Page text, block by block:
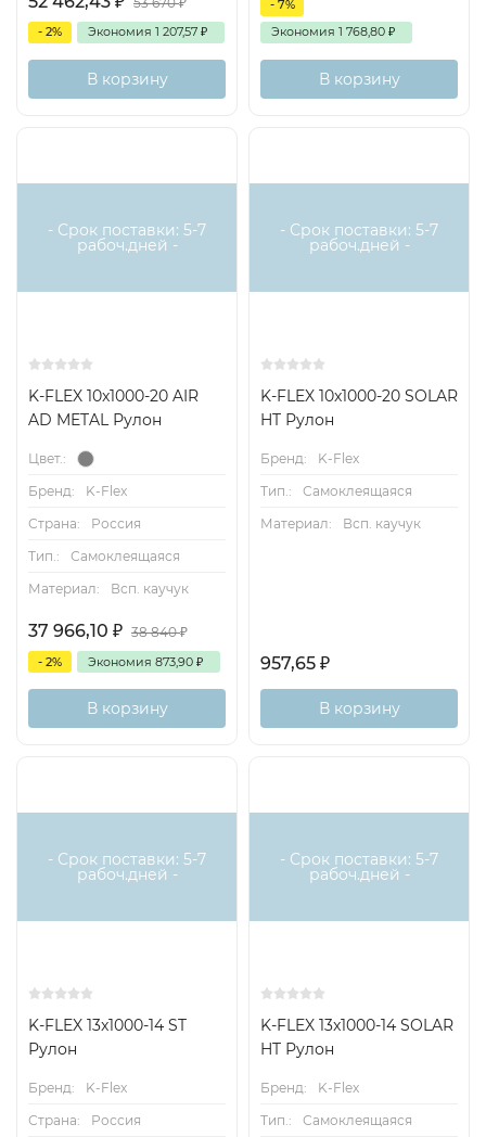
- 2% Экономия 1 207,57 ₽
В корзину
- 7%
Экономия 1 768,80 ₽
В корзину
- Срок поставки: 5-7
рабоч.дней -
K-FLEX 10x1000-20 AIR
AD METAL Рулон
Цвет.:
Бренд:
K-Flex
Страна:
Россия
Тип.:
Самоклеящаяся
Материал:
Всп. каучук
37 966,10 ₽ 38 840₽
- 2% Экономия 873,90 ₽
В корзину
- Срок поставки: 5-7
рабоч.дней -
K-FLEX 10x1000-20 SOLAR
HT Рулон
Бренд:
K-Flex
Тип.:
Самоклеящаяся
Материал:
Всп. каучук
957,65 ₽
В корзину
- Срок поставки: 5-7
рабоч.дней -
K-FLEX 13x1000-14 ST
Рулон
Бренд:
K-Flex
Страна:
Россия
- Срок поставки: 5-7
рабоч.дней -
K-FLEX 13x1000-14 SOLAR
HT Рулон
Бренд:
K-Flex
Тип.:
Самоклеящаяся